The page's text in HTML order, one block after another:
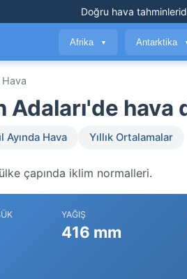
Doğru hava tahminleri
Afrika ▼ Antarktika
Hava
Adaları'de hava
Ayında Hava Yıllık Ortalamalar
çapında iklim normalleri.
YAĞIŞ
416 mm